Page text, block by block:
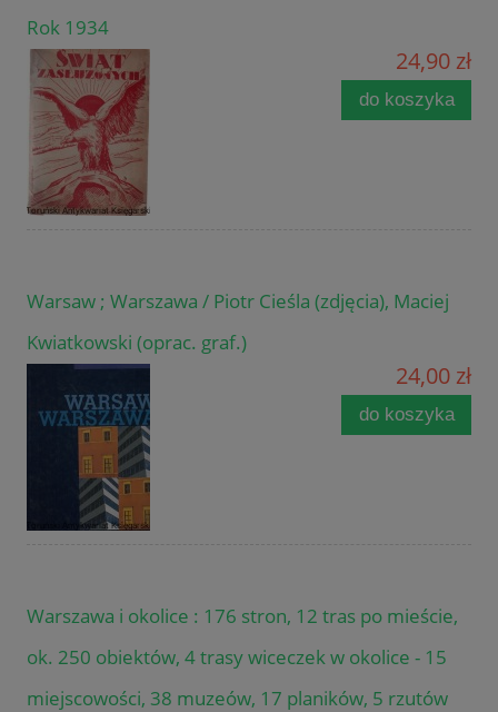
Rok 1934
24,90 zł
do koszyka
Warsaw ; Warszawa / Piotr Cieśla (zdjęcia), Maciej
Kwiatkowski (oprac. graf.)
24,00 zł
do koszyka
Warszawa i okolice : 176 stron, 12 tras po mieście,
ok. 250 obiektów, 4 trasy wiceczek w okolice - 15
miejscowości, 38 muzeów, 17 planików, 5 rzutów